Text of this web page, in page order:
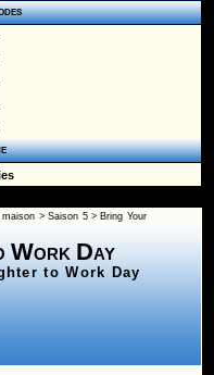
>Saison 5> Bring Your
Work Day
to Work Day